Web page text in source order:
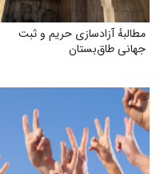
مطالبهٔ آزادسازی حریم و ثبت
جهانی طاق‌بستان